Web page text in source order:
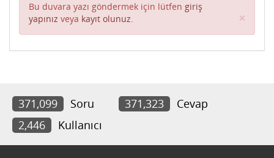
Bu duvara yazı göndermek için lütfen giriş
yapınız veya kayıt olunuz. ×
371,099 Soru 371,323
Cevap
2,446
Kullanıcı